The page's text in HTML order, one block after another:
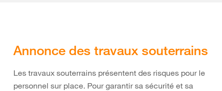
Annonce des travaux souterrains
Les travaux souterrains présentent des risques pour le
personnel sur place. Pour garantir sa sécurité et sa